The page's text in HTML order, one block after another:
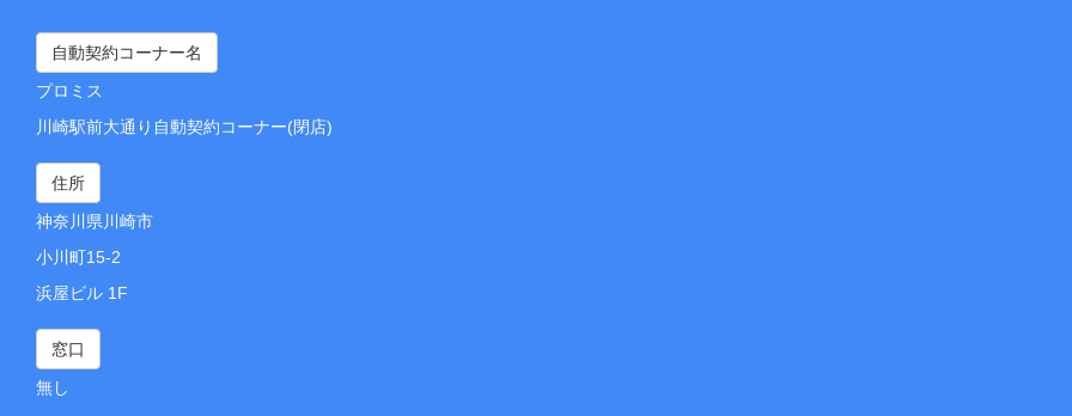
自動契約コーナー名
プロミス
川崎駅前大通り自動契約コーナー(閉店)
住所
神奈川県川崎市
小川町15-2
浜屋ビル 1F
窓口
無し